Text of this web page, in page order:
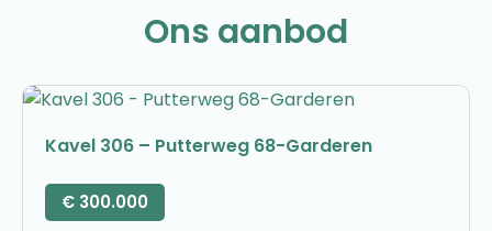
Ons aanbod
Kavel 306 – Putterweg 68-Garderen
€ 300.000